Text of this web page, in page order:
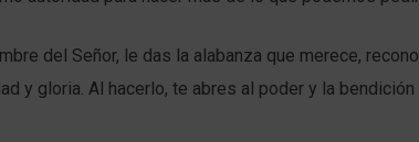
del Señor, le das la alabanza que merece,
y gloria. Al hacerlo, te abres al poder y la